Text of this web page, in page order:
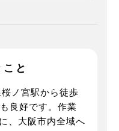
と
ノ宮駅から徒歩
良好です。作業
、大阪市内全域へ